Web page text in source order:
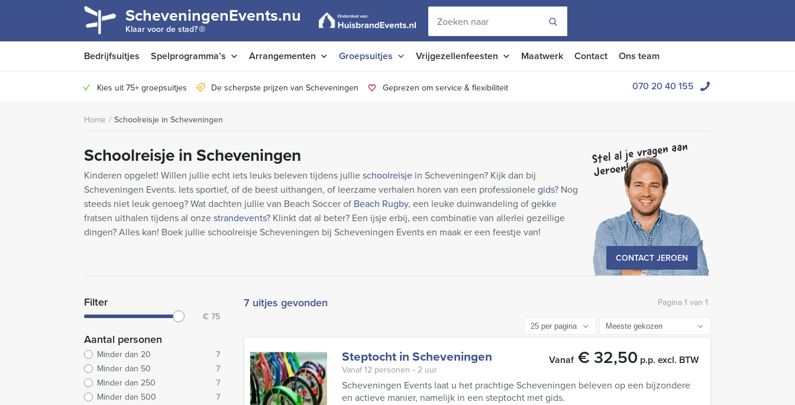
ScheveningenEvents.nu
Klaar voor de stad?®
Bedrijfsuitjes Spelprogramma’s Arrangementen Groepsuitjes Vrijgezellenfeesten Maatwerk Contact Ons team
Kies uit 75+ groepsuitjes De scherpste prijzen van Scheveningen Geprezen om service & flexibiliteit 070 20 40 155
Home / Schoolreisje in Scheveningen
Schoolreisje in Scheveningen
Kinderen opgelet! Willen jullie echt iets leuks beleven tijdens jullieschoolreisje in Scheveningen? Kijk dan bij
Scheveningen Events. Iets sportief, of de beest uithangen, of leerzame verhalen horen van een professionelegids? Nog
steeds niet leuk genoeg? Wat dachten jullie van Beach Soccer of Beach Rugby, een leuke duinwandeling of gekke
fratsen uithalen tijdens al onzestrandevents? Klinkt dat al beter? Een ijsje erbij, een combinatie van allerlei gezellige
dingen? Alles kan! Boek jullie schoolreisje Scheveningen bij Scheveningen Events en maak er een feestje van!
Stel al je vragen aan
Jeroen!
CONTACT JEROEN
Filter
€ 75
Aantal personen
Minder dan 20
7
Minder dan 50
7
Minder dan 250
7
Minder dan 500
7
7 uitjes gevonden Pagina 1 van 1
Steptocht in Scheveningen Vanaf€ 32,50 p.p. excl. BTW
Vanaf 12 personen ‐ 2 uur
Scheveningen Events laat u het prachtige Scheveningen beleven op een bijzondere
en actieve manier, namelijk in een steptocht met gids.